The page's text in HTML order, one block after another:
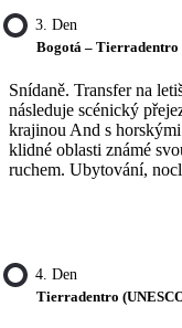
3. Den
Bogotá – Tierradentro
Snídaně. Transfer na
následuje scénický
krajinou And s
klidné oblasti známé
ruchem. Ubytování,
4. Den
Tierradentro